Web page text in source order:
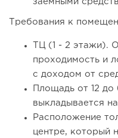
75
От стартапа за 30
миллиарды:...
заемными
Требования к
ТЦ (1 - 2 этажи).
проходимость и
с доходом от
Площадь от 12
выкладывается
Расположение
центре, который